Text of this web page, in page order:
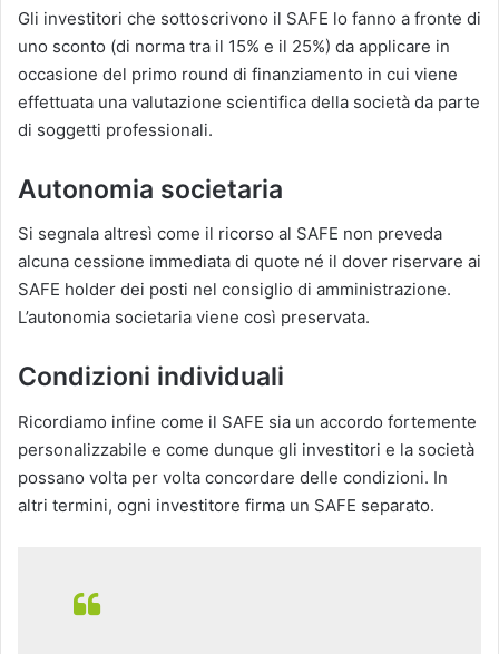
Gli investitori che sottoscrivono il SAFE lo fanno a fronte di
uno sconto (di norma tra il 15% e il 25%) da applicare in
occasione del primo round di finanziamento in cui viene
effettuata una valutazione scientifica della società da parte
di soggetti professionali.
Autonomia societaria
Si segnala altresì come il ricorso al SAFE non preveda
alcuna cessione immediata di quote né il dover riservare ai
SAFE holder dei posti nel consiglio di amministrazione.
L’autonomia societaria viene così preservata.
Condizioni individuali
Ricordiamo infine come il SAFE sia un accordo fortemente
personalizzabile e come dunque gli investitori e la società
possano volta per volta concordare delle condizioni. In
altri termini, ogni investitore firma un SAFE separato.